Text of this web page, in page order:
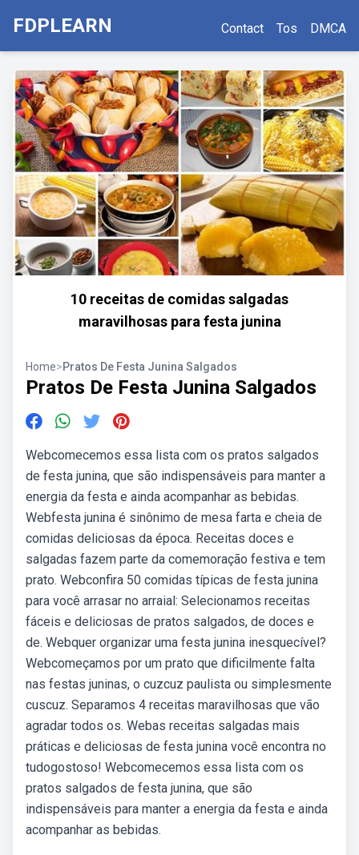
FDPLEARN Contact Tos DMCA
10 receitas de comidas salgadas
maravilhosas para festa junina
Home>Pratos De Festa Junina Salgados
Pratos De Festa Junina Salgados
Webcomecemos essa lista com os pratos salgados
de festa junina, que são indispensáveis para manter a
energia da festa e ainda acompanhar as bebidas.
Webfesta junina é sinônimo de mesa farta e cheia de
comidas deliciosas da época. Receitas doces e
salgadas fazem parte da comemoração festiva e tem
prato. Webconfira 50 comidas típicas de festa junina
para você arrasar no arraial: Selecionamos receitas
fáceis e deliciosas de pratos salgados, de doces e
de. Webquer organizar uma festa junina inesquecível?
Webcomeçamos por um prato que dificilmente falta
nas festas juninas, o cuzcuz paulista ou simplesmente
cuscuz. Separamos 4 receitas maravilhosas que vão
agradar todos os. Webas receitas salgadas mais
práticas e deliciosas de festa junina você encontra no
tudogostoso! Webcomecemos essa lista com os
pratos salgados de festa junina, que são
indispensáveis para manter a energia da festa e ainda
acompanhar as bebidas.